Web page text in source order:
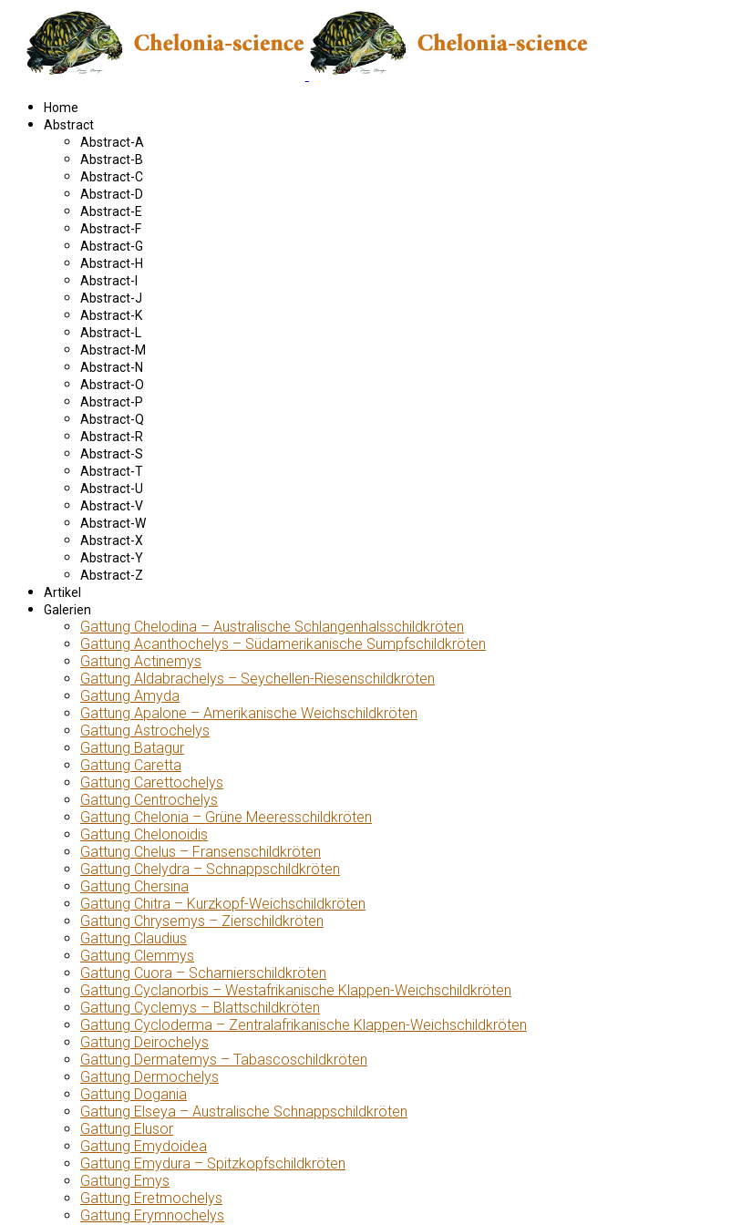
Home
Abstract
Abstract-A
Abstract-B
Abstract-C
Abstract-D
Abstract-E
Abstract-F
Abstract-G
Abstract-H
Abstract-I
Abstract-J
Abstract-K
Abstract-L
Abstract-M
Abstract-N
Abstract-O
Abstract-P
Abstract-Q
Abstract-R
Abstract-S
Abstract-T
Abstract-U
Abstract-V
Abstract-W
Abstract-X
Abstract-Y
Abstract-Z
Artikel
Galerien
Gattung Chelodina – Australische Schlangenhalsschildkröten
Gattung Acanthochelys – Südamerikanische Sumpfschildkröten
Gattung Actinemys
Gattung Aldabrachelys – Seychellen-Riesenschildkröten
Gattung Amyda
Gattung Apalone – Amerikanische Weichschildkröten
Gattung Astrochelys
Gattung Batagur
Gattung Caretta
Gattung Carettochelys
Gattung Centrochelys
Gattung Chelonia – Grüne Meeresschildkröten
Gattung Chelonoidis
Gattung Chelus – Fransenschildkröten
Gattung Chelydra – Schnappschildkröten
Gattung Chersina
Gattung Chitra – Kurzkopf-Weichschildkröten
Gattung Chrysemys – Zierschildkröten
Gattung Claudius
Gattung Clemmys
Gattung Cuora – Scharnierschildkröten
Gattung Cyclanorbis – Westafrikanische Klappen-Weichschildkröten
Gattung Cyclemys – Blattschildkröten
Gattung Cycloderma – Zentralafrikanische Klappen-Weichschildkröten
Gattung Deirochelys
Gattung Dermatemys – Tabascoschildkröten
Gattung Dermochelys
Gattung Dogania
Gattung Elseya – Australische Schnappschildkröten
Gattung Elusor
Gattung Emydoidea
Gattung Emydura – Spitzkopfschildkröten
Gattung Emys
Gattung Eretmochelys
Gattung Erymnochelys